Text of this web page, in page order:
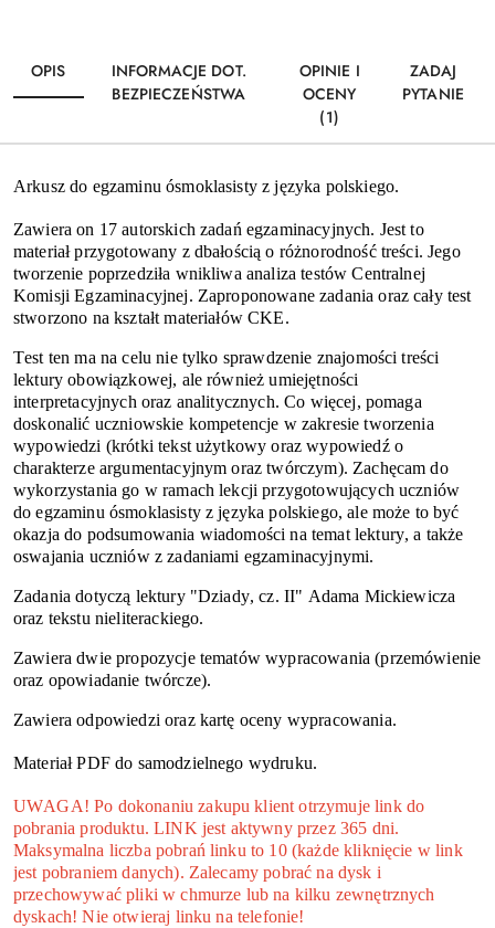
OPIS
INFORMACJE DOT.
BEZPIECZEŃSTWA
OPINIE I
OCENY
(1)
ZADAJ
PYTANIE
Arkusz do egzaminu ósmoklasisty z języka polskiego.
Zawiera on 17 autorskich zadań egzaminacyjnych. Jest to
materiał przygotowany z dbałością o różnorodność treści. Jego
tworzenie poprzedziła wnikliwa analiza testów Centralnej
Komisji Egzaminacyjnej. Zaproponowane zadania oraz cały test
stworzono na kształt materiałów CKE.
Test ten ma na celu nie tylko sprawdzenie znajomości treści
lektury obowiązkowej, ale również umiejętności
interpretacyjnych oraz analitycznych. Co więcej, pomaga
doskonalić uczniowskie kompetencje w zakresie tworzenia
wypowiedzi (krótki tekst użytkowy oraz wypowiedź o
charakterze argumentacyjnym oraz twórczym). Zachęcam do
wykorzystania go w ramach lekcji przygotowujących uczniów
do egzaminu ósmoklasisty z języka polskiego, ale może to być
okazja do podsumowania wiadomości na temat lektury, a także
oswajania uczniów z zadaniami egzaminacyjnymi.
Zadania dotyczą lektury "Dziady, cz. II" Adama Mickiewicza
oraz tekstu nieliterackiego.
Zawiera dwie propozycje tematów wypracowania (przemówienie
oraz opowiadanie twórcze).
Zawiera odpowiedzi oraz kartę oceny wypracowania.
Materiał PDF do samodzielnego wydruku.
UWAGA! Po dokonaniu zakupu klient otrzymuje link do
pobrania produktu. LINK jest aktywny przez 365 dni.
Maksymalna liczba pobrań linku to 10 (każde kliknięcie w link
jest pobraniem danych). Zalecamy pobrać na dysk i
przechowywać pliki w chmurze lub na kilku zewnętrznych
dyskach! Nie otwieraj linku na telefonie!